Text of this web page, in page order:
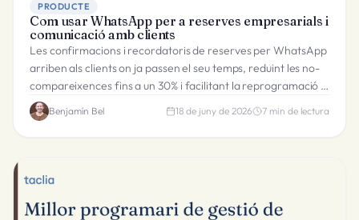
PRODUCTE
Com usar WhatsApp per a reserves empresarials i
comunicació amb clients
Les confirmacions i recordatoris de reserves per WhatsApp
arriben als clients on ja passen el seu temps, reduint les no-
compareixences fins a un 30% i facilitant la reprogramació a
través d'un canal familiar.
Benjamín Bel 18 de juny de 2026 7 min de lectura